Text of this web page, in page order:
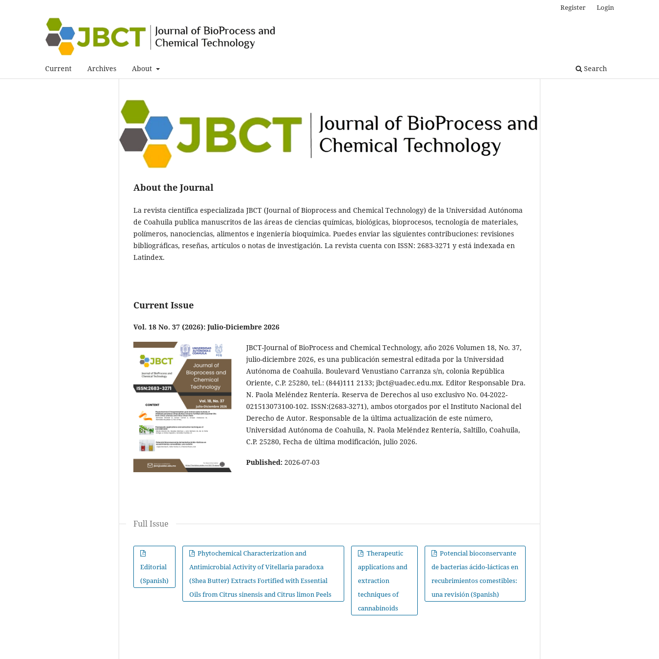
Current Archives About Search
Register Login
About the Journal
La revista científica especializada JBCT (Journal of Bioprocess and Chemical Technology) de la Universidad Autónoma
de Coahuila publica manuscritos de las áreas de ciencias químicas, biológicas, bioprocesos, tecnología de materiales,
polímeros, nanociencias, alimentos e ingeniería bioquímica. Puedes enviar las siguientes contribuciones: revisiones
bibliográficas, reseñas, artículos o notas de investigación. La revista cuenta con ISSN: 2683-3271 y está indexada en
Latindex.
Current Issue
Vol. 18 No. 37 (2026): Julio-Diciembre 2026
JBCT-Journal of BioProcess and Chemical Technology, año 2026 Volumen 18, No. 37,
julio-diciembre 2026, es una publicación semestral editada por la Universidad
Autónoma de Coahuila. Boulevard Venustiano Carranza s/n, colonia República
Oriente, C.P. 25280, tel.: (844)111 2133; jbct@uadec.edu.mx. Editor Responsable Dra.
N. Paola Meléndez Rentería. Reserva de Derechos al uso exclusivo No. 04-2022-
021513073100-102. ISSN:(2683-3271), ambos otorgados por el Instituto Nacional del
Derecho de Autor. Responsable de la última actualización de este número,
Universidad Autónoma de Coahuila, N. Paola Meléndez Rentería, Saltillo, Coahuila,
C.P. 25280, Fecha de última modificación, julio 2026.
Published: 2026-07-03
Full Issue
Editorial
(Spanish)
Phytochemical Characterization and
Antimicrobial Activity of Vitellaria paradoxa
(Shea Butter) Extracts Fortified with Essential
Oils from Citrus sinensis and Citrus limon Peels
Therapeutic
applications and
extraction
techniques of
cannabinoids
Potencial bioconservante
de bacterias ácido-lácticas en
recubrimientos comestibles:
una revisión (Spanish)